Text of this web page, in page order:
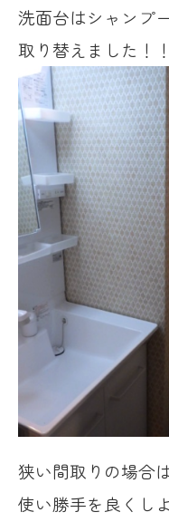
洗面台はシャンプ
取り替えました！！
狭い間取りの場合
使い勝手を良くし